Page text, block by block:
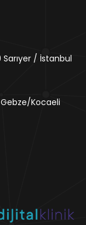
/ İstanbul
Gebze/Kocaeli